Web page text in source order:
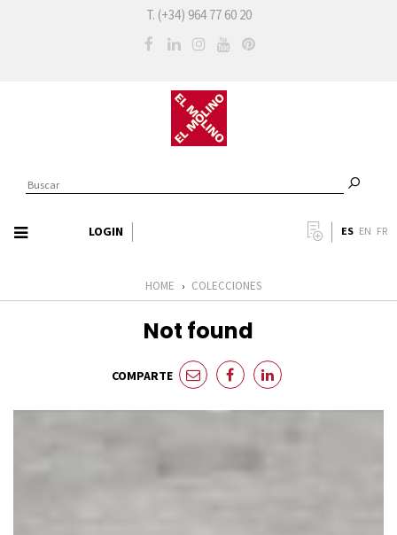
T. (+34) 964 77 60 20
ES EN FR
LOGIN
HOME › COLECCIONES
Not found
COMPARTE